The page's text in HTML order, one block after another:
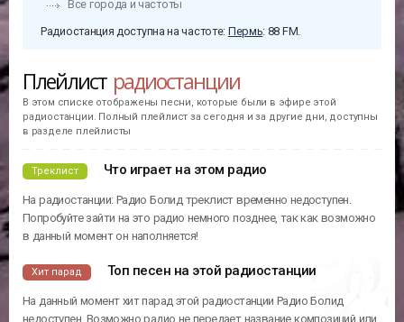
Что играло на Радио Болид
Поп Музыка 102
Частота вещания по городам:
Радиостанция доступна на частоте: Пермь: 88 FM.
Плейлистрадиостанции
В этом списке отображены песни, которые были в эфире этой
в разделе плейлисты
Треклист Что играет на этом радио